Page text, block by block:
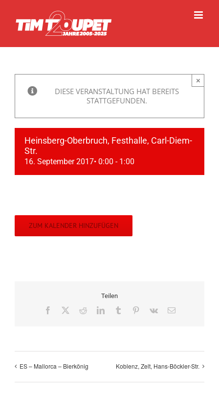
springen
DIESE VERANSTALTUNG HAT BEREITS
STATTGEFUNDEN.
×
Heinsberg-Oberbruch, Festhalle, Carl-Diem-
Str.
16. September 2017• 0:00 - 1:00
ZUM KALENDER HINZUFÜGEN
Teilen
Facebook RedditLinkedInTumblr Pinterest
Vk
E-
ES – Mallorca – Bierkönig Koblenz, Zelt, Hans-Böckler-Str.